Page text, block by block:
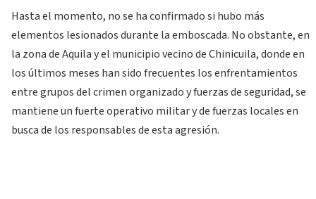
Hasta el momento, no se ha confirmado si hubo más
elementos lesionados durante la emboscada. No obstante, en
la zona de Aquila y el municipio vecino de Chinicuila, donde en
los últimos meses han sido frecuentes los enfrentamientos
entre grupos del crimen organizado y fuerzas de seguridad, se
mantiene un fuerte operativo militar y de fuerzas locales en
busca de los responsables de esta agresión.